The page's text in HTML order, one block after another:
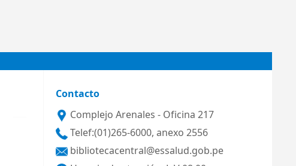
Contacto
Complejo Arenales - Oficina 217
Telef:(01)265-6000, anexo 2556
bibliotecacentral@essalud.gob.pe